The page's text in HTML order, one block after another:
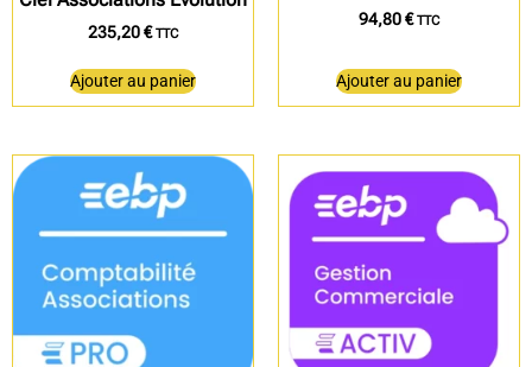
235,20€ TTC
Ajouter au panier
94,80€ TTC
Ajouter au panier